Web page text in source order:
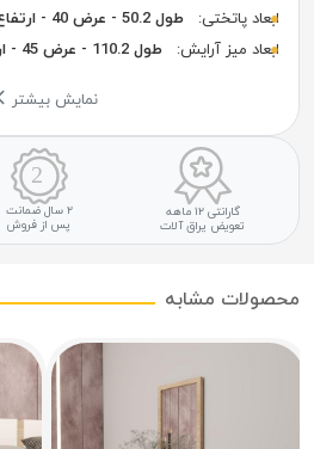
ابعاد پاتختی:
طول 50.2 - عرض 40 - ارتفاع 45 سانتی متر
ابعاد میز آرایش:
طول 110.2 - عرض 45 - ارتفاع 80 سانتی متر
نمایش بیشتر
گارانتی ۱۲ ماهه
تعویض یراق آلات
۲ سال ضمانت
پس از فروش
محصولات مشابه